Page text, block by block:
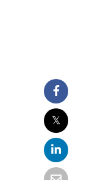
𝕏